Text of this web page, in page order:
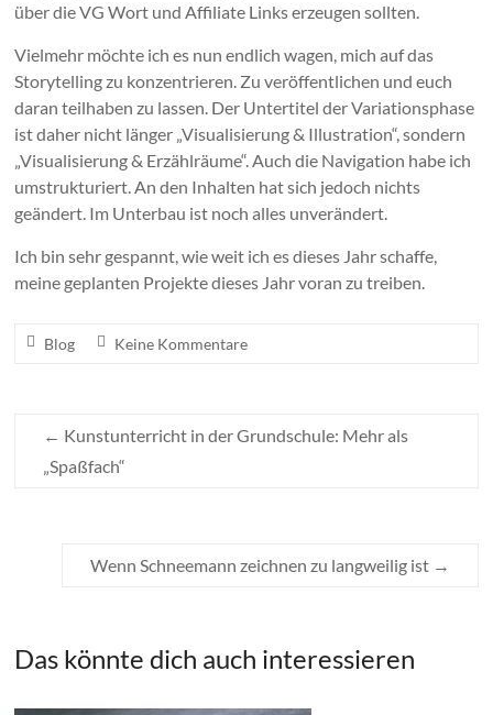
über die VG Wort und Affiliate Links erzeugen sollten.
Vielmehr möchte ich es nun endlich wagen, mich auf das
Storytelling zu konzentrieren. Zu veröffentlichen und euch
daran teilhaben zu lassen. Der Untertitel der Variationsphase
ist daher nicht länger „Visualisierung & Illustration“, sondern
„Visualisierung & Erzählräume“. Auch die Navigation habe ich
umstrukturiert. An den Inhalten hat sich jedoch nichts
geändert. Im Unterbau ist noch alles unverändert.
Ich bin sehr gespannt, wie weit ich es dieses Jahr schaffe,
meine geplanten Projekte dieses Jahr voran zu treiben.
Blog Keine Kommentare
← Kunstunterricht in der Grundschule: Mehr als
„Spaßfach“
Wenn Schneemann zeichnen zu langweilig ist →
Das könnte dich auch interessieren